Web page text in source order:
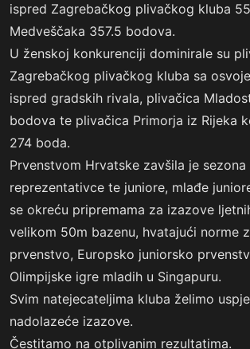
ispred Zagrebačkog plivačkog kluba
Medveščaka 357.5 bodova.
U ženskoj konkurenciji dominirale su
Zagrebačkog plivačkog kluba sa
ispred gradskih rivala, plivačica
bodova te plivačica Primorja iz Rijeka
274 boda.
Prvenstvom Hrvatske zavšila je
reprezentativce te juniore, mlađe
se okreću pripremama za izazove
velikom 50m bazenu, hvatajući norme
prvenstvo, Europsko juniorsko
Olimpijske igre mladih u Singapuru.
Svim natejecateljima kluba želimo
nadolazeće izazove.
Čestitamo na otplivanim rezultatima.